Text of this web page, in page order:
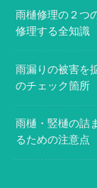
雨樋修理の２つ
修理する全知識
雨漏りの被害を
のチェック箇所
雨樋・竪樋の詰
るための注意点